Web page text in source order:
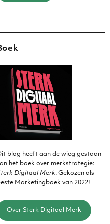
blog heeft aan de wieg gestaan
het boek over merkstrategie:
Digitaal Merk. Gekozen als
Marketingboek van 2022!
Over Sterk Digitaal Merk